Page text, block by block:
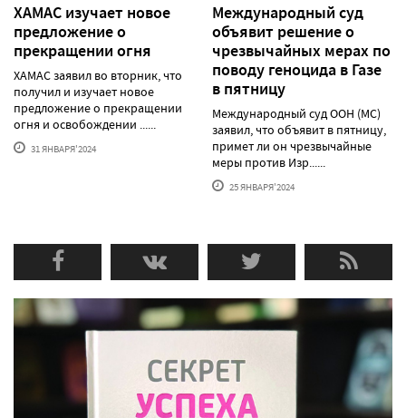
ХАМАС изучает новое
предложение о
прекращении огня
ХАМАС заявил во вторник, что
получил и изучает новое
предложение о прекращении
огня и освобождении ......
31 ЯНВАРЯ'2024
Международный суд
объявит решение о
чрезвычайных мерах по
поводу геноцида в Газе
в пятницу
Международный суд ООН (МС)
заявил, что объявит в пятницу,
примет ли он чрезвычайные
меры против Изр......
25 ЯНВАРЯ'2024